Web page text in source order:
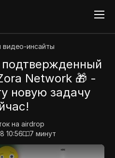
видео-инсайты
подтвержденный
Network 🎁 -
новую задачу
на airdrop
10:56
7 минут
подтвержденный NFT